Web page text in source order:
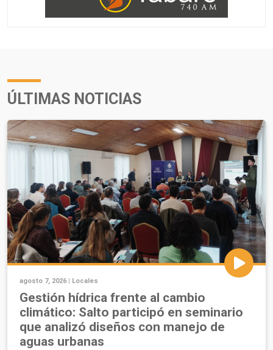
ÚLTIMAS NOTICIAS
agosto 7, 2026 | Locales
Gestión hídrica frente al cambio
climático: Salto participó en seminario
que analizó diseños con manejo de
aguas urbanas